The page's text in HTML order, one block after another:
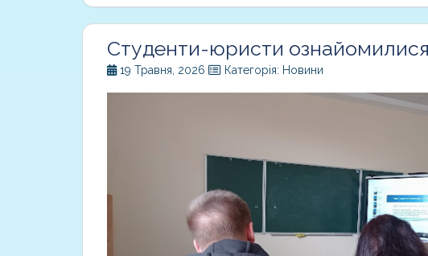
Студенти-юристи
19 Травня, 2026 Категорія: Новини